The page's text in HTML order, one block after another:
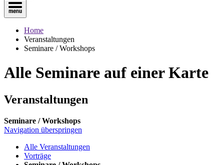
Home
Veranstaltungen
Seminare / Workshops
Alle Seminare auf einer Karte
Veranstaltungen
Seminare / Workshops
Navigation überspringen
Alle Veranstaltungen
Vorträge